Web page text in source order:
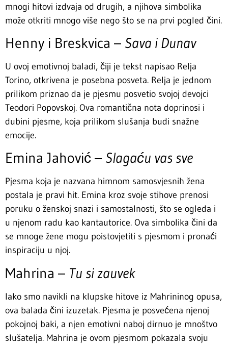
mnogi hitovi izdvaja od drugih, a njihova simbolika
može otkriti mnogo više nego što se na prvi pogled čini.
Henny i Breskvica – Sava i Dunav
U ovoj emotivnoj baladi, čiji je tekst napisao Relja
Torino, otkrivena je posebna posveta. Relja je jednom
prilikom priznao da je pjesmu posvetio svojoj devojci
Teodori Popovskoj. Ova romantična nota doprinosi i
dubini pjesme, koja prilikom slušanja budi snažne
emocije.
Emina Jahović – Slagaću vas sve
Pjesma koja je nazvana himnom samosvjesnih žena
postala je pravi hit. Emina kroz svoje stihove prenosi
poruku o ženskoj snazi i samostalnosti, što se ogleda i
u njenom radu kao kantautorice. Ova simbolika čini da
se mnoge žene mogu poistovjetiti s pjesmom i pronaći
inspiraciju u njoj.
Mahrina – Tu si zauvek
Iako smo navikli na klupske hitove iz Mahrininog opusa,
ova balada čini izuzetak. Pjesma je posvećena njenoj
pokojnoj baki, a njen emotivni naboj dirnuo je mnoštvo
slušatelja. Mahrina je ovom pjesmom pokazala svoju